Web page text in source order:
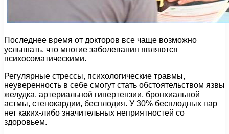
Последнее время от докторов все чаще возможно
услышать, что многие заболевания являются
психосоматическими.
Регулярные стрессы, психологические травмы,
неуверенность в себе смогут стать обстоятельством язвы
желудка, артериальной гипертензии, бронхиальной
астмы, стенокардии, бесплодия. У 30% бесплодных пар
нет каких-либо значительных неприятностей со
здоровьем.